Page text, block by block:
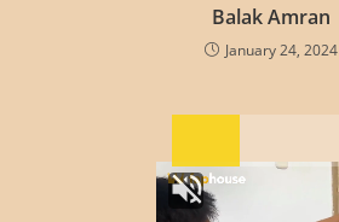
Balak Amran
January 24, 2024
Mak Cik Yah
January 24, 2024